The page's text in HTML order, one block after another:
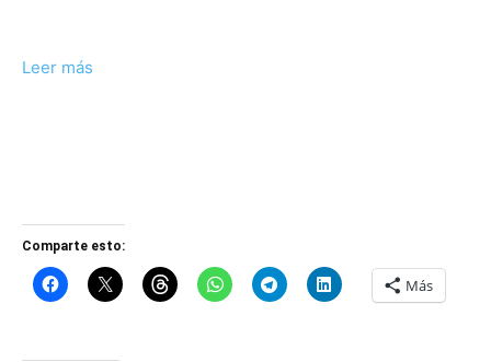
Leer más
Comparte esto:
Más